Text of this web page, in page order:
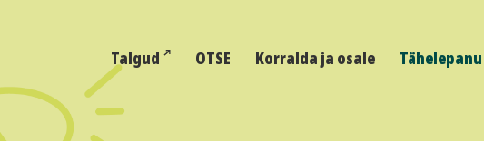
Talgud OTSE Korralda ja osale